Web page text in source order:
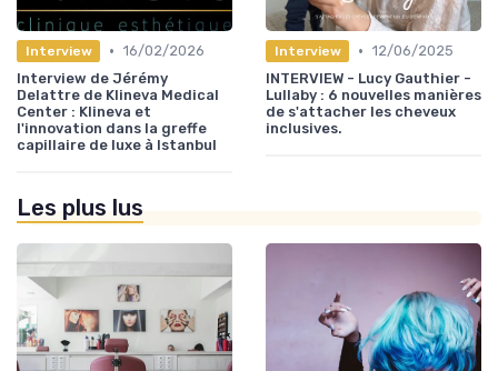
Interview • 16/02/2026
Interview de Jérémy
Delattre de Klineva Medical
Center : Klineva et
l'innovation dans la greffe
capillaire de luxe à Istanbul
Interview • 12/06/2025
INTERVIEW - Lucy Gauthier -
Lullaby : 6 nouvelles manières
de s'attacher les cheveux
inclusives.
Les plus lus